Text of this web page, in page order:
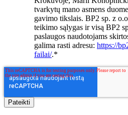
tvarkytų mano asmens
gavimo tikslais. BP2 sp. z
teikimo sąlygas ir visą BP2
paslaugos naudotojams
galima rasti adresu: https://
failai/.*